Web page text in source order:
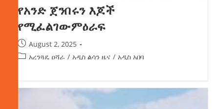
የአንድ ጀንበሩን እጆች
የሚፈልገውምዕራፍ
August 2, 2025
አረንጓዴ ዐሻራ / አዲስ ልሳን ዜና / አዲስ አበባ